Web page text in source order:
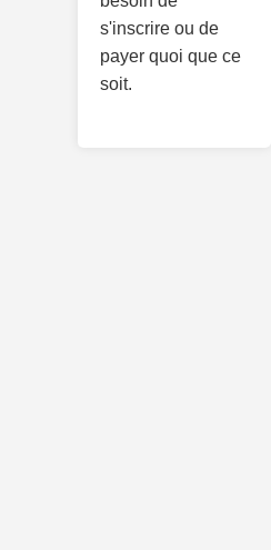
s'inscrire ou de
payer quoi que ce
soit.